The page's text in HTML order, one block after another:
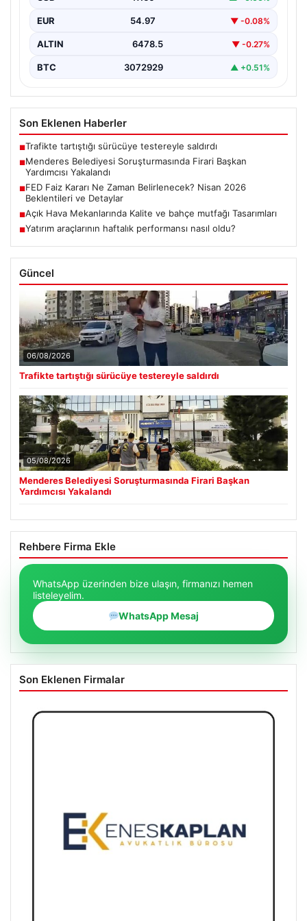
Rüzgar Sönmez,…
EUR 54.97 ▼ -0.08%
ALTIN 6478.5 ▼ -0.27%
BTC 3072929 ▲ +0.51%
Son Eklenen Haberler
■Trafikte tartıştığı sürücüye testereyle saldırdı
■Menderes Belediyesi Soruşturmasında Firari Başkan
Yardımcısı Yakalandı
■FED Faiz Kararı Ne Zaman Belirlenecek? Nisan 2026
Beklentileri ve Detaylar
■Açık Hava Mekanlarında Kalite ve bahçe mutfağı Tasarımları
■Yatırım araçlarının haftalık performansı nasıl oldu?
Güncel
06/08/2026
Trafikte tartıştığı sürücüye testereyle saldırdı
05/08/2026
Menderes Belediyesi Soruşturmasında Firari Başkan
Yardımcısı Yakalandı
Rehbere Firma Ekle
WhatsApp üzerinden bize ulaşın, firmanızı hemen
listeleyelim.
WhatsApp Mesaj
Son Eklenen Firmalar